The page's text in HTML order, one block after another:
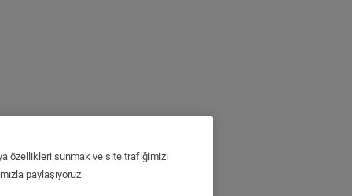
özellikleri sunmak ve site trafiğimizi
paylaşıyoruz.